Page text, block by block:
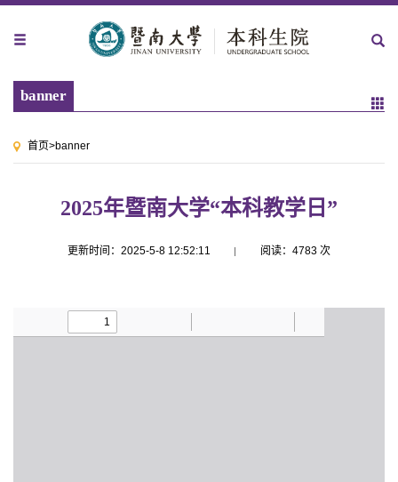
banner
首页>banner
2025年暨南大学“本科教学日”
更新时间：2025-5-8 12:52:11 阅读： 4783 次